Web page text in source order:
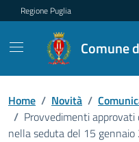
Regione Puglia
Comune
Home / Novità /
/ Provvedimenti
nella seduta del 15